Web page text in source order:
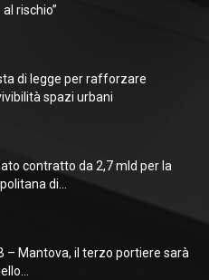
al rischio”
di legge per rafforzare
spazi urbani
contratto da 2,7 mld per la
di...
– Mantova, il terzo portiere sarà